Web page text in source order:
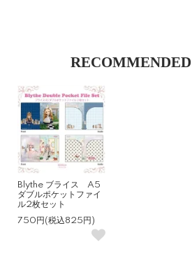
Blythe ブライス A5
ダブルポケットファイ
ル2枚セット
750円(税込825円)